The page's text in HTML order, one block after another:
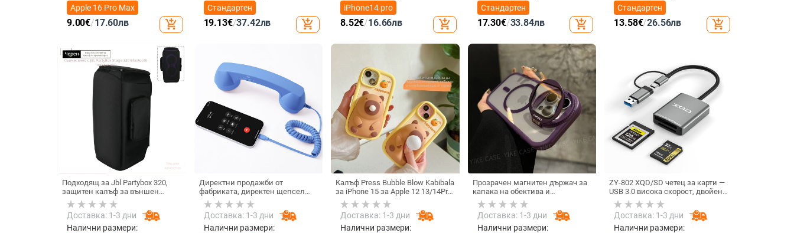
Apple 16 Pro Max
9.00€/17.60лв add_shopping_cart
Стандартен
19.13€/37.42лв add_shopping_cart
iPhone14 pro
8.52€/16.66лв add_shopping_cart
Стандартен
17.30€/33.84лв add_shopping_cart
Стандартен
13.58€/26.56лв add_shopping_cart
Подходящ за Jbl Partybox 320,
защитен калъф за външен
високоговорител, калъф за
количка Stage 320 Audio,
прахозащитно покритие.
Доставка: 1-3 дни
Налични размери:
Директни продажби от
фабриката, директен щепсел
тип C, мобилен телефон, Douyin
Internet Celebrity, електрически
микрофон, слушалки с C порт,
кабелна слушалка
Доставка: 1-3 дни
Налични размери:
Калъф Press Bubble Blow Kabibala
за iPhone 15 за Apple 12 13/14Pro
Max, устойчив на изпускане 11
Доставка: 1-3 дни
Налични размери:
Прозрачен магнитен държач за
капака на обектива и
удароустойчив твърд калъф за
iPhone 17 Pro Max
Доставка: 1-3 дни
Налични размери:
ZY-802 XQD/SD четец за карти —
USB 3.0 висока скорост, двойен
интерфейс Type-C и USB,
алуминиев сплав + ABS
Доставка: 1-3 дни
Налични размери: